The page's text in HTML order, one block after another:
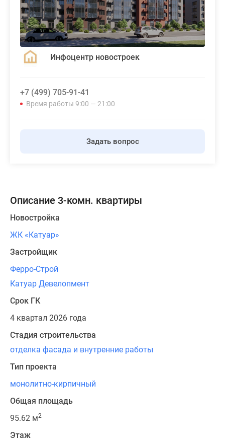
Инфоцентр новостроек
+7 (499) 705-91-41
Время работы 9:00 — 21:00
Задать вопрос
Описание 3-комн. квартиры
Новостройка
ЖК «Катуар»
Застройщик
Ферро-Строй
Катуар Девелопмент
Срок ГК
4 квартал 2026 года
Стадия строительства
отделка фасада и внутренние работы
Тип проекта
монолитно-кирпичный
Общая площадь
95.62 м2
Этаж